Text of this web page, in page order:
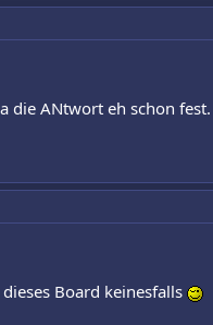
die ANtwort eh schon fest.
Board keinesfalls